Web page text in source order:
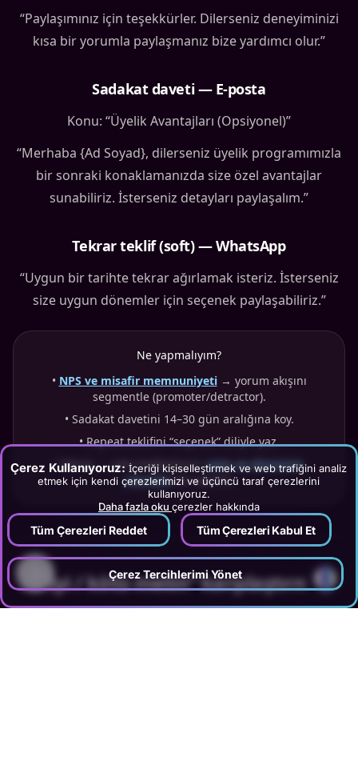
Çerez Kullanıyoruz: İçeriği kişiselleştirmek ve web trafiğini analiz
etmek için kendi çerezlerimizi ve üçüncü taraf çerezlerini
kullanıyoruz.
Daha fazla oku çerezler hakkında
Tüm Çerezleri Reddet Tüm Çerezleri Kabul Et
Çerez Tercihlerimi Yönet
“Paylaşımınız için teşekkürler. Dilerseniz deneyiminizi
kısa bir yorumla paylaşmanız bize yardımcı olur.”
Sadakat daveti — E-posta
Konu: “Üyelik Avantajları (Opsiyonel)”
“Merhaba {Ad Soyad}, dilerseniz üyelik programımızla
bir sonraki konaklamanızda size özel avantajlar
sunabiliriz. İsterseniz detayları paylaşalım.”
Tekrar teklif (soft) — WhatsApp
“Uygun bir tarihte tekrar ağırlamak isteriz. İsterseniz
size uygun dönemler için seçenek paylaşabiliriz.”
Ne yapmalıyım?
• NPS ve misafir memnuniyeti→ yorum akışını
segmentle (promoter/detractor).
• Sadakat davetini 14–30 gün aralığına koy.
•Repeat teklifini “seçenek” diliyle yaz.
•Mesaj → satış bağlantısınısatış ve dönüşüm
raporlarıile raporla.
8.“İyi / kötü metin” karşılaştırması
?